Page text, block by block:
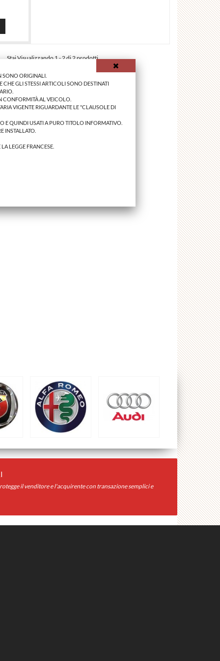
Stai Visualizzando 1 - 2 di 2 prodotti
il venditore e l'acquirente con transazione semplici e
SONO ORIGINALI.
GLI STESSI ARTICOLI SONO DESTINATI
CONFORMITÀ AL VEICOLO.
VIGENTE RIGUARDANTE LE "CLAUSOLE DI
E QUINDI USATI A PURO TITOLO INFORMATIVO.
INSTALLATO.
LEGGE FRANCESE.